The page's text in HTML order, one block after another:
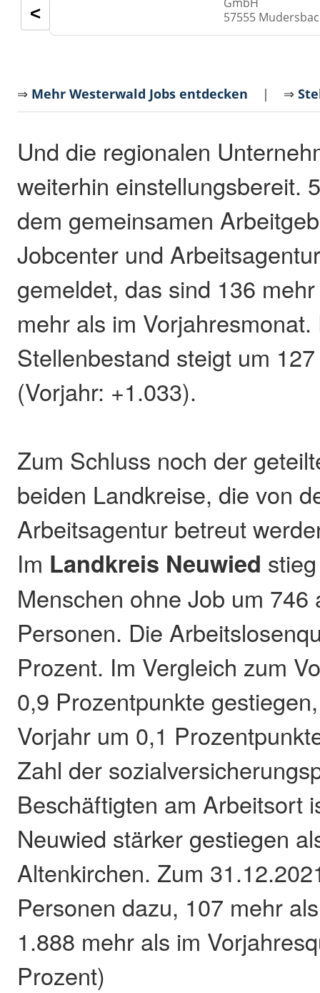
57555
<
⇒ Mehr Westerwald Jobs entdecken | ⇒
Und die regionalen
weiterhin einstellungsbereit.
dem gemeinsamen
Jobcenter und
gemeldet, das sind 136
mehr als im Vorjahresmonat.
Stellenbestand steigt um
(Vorjahr: +1.033).
Zum Schluss noch der
beiden Landkreise, die von
Arbeitsagentur betreut
Im Landkreis Neuwied
Menschen ohne Job um 746
Personen. Die
Prozent. Im Vergleich zum
0,9 Prozentpunkte
Vorjahr um 0,1
Zahl der
Beschäftigten am Arbeitsort
Neuwied stärker gestiegen
Altenkirchen. Zum
Personen dazu, 107 mehr
1.888 mehr als im
Prozent)